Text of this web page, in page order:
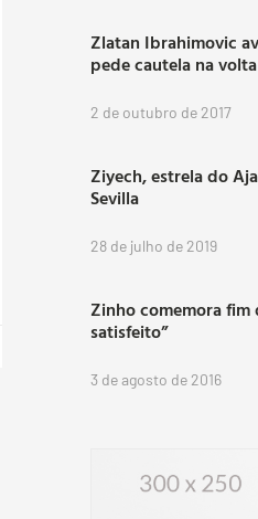
Zlatan Ibrahimovic
pede cautela na
2 de outubro de 2017
Ziyech, estrela do
Sevilla
28 de julho de 2019
Zinho comemora
satisfeito”
3 de agosto de 2016